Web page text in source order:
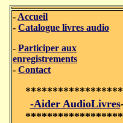
- Accueil
- Catalogue livres audio
- Participer aux
enregistrements
- Contact
-Aider AudioLivres